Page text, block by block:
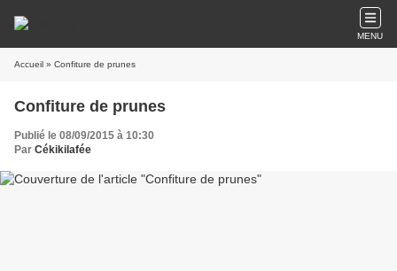
MENU
Accueil » Confiture de prunes
Confiture de prunes
Publié le 08/09/2015 à 10:30
Par Cékikilafée